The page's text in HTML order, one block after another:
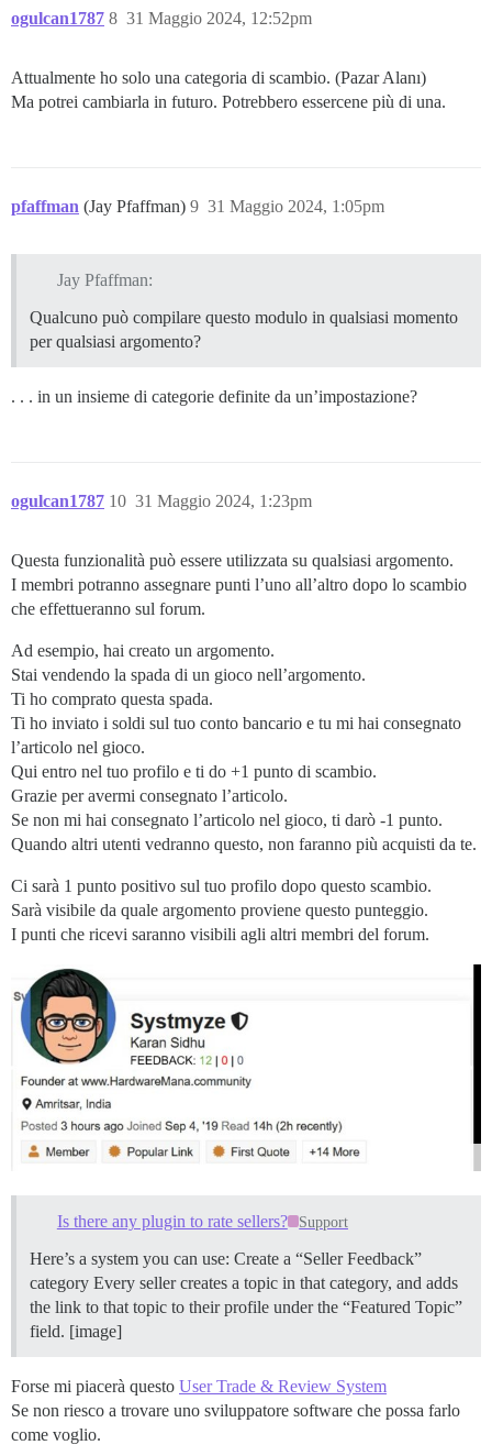
ogulcan1787 31 Maggio 2024, 12:52pm
8
Attualmente ho solo una categoria di scambio. (Pazar Alanı)
Ma potrei cambiarla in futuro. Potrebbero essercene più di una.
pfaffman (Jay Pfaffman) 31 Maggio 2024, 1:05pm
9
Jay Pfaffman:
Qualcuno può compilare questo modulo in qualsiasi momento
per qualsiasi argomento?
. . . in un insieme di categorie definite da un’impostazione?
ogulcan1787 31 Maggio 2024, 1:23pm
10
Questa funzionalità può essere utilizzata su qualsiasi argomento.
I membri potranno assegnare punti l’uno all’altro dopo lo scambio
che effettueranno sul forum.
Ad esempio, hai creato un argomento.
Stai vendendo la spada di un gioco nell’argomento.
Ti ho comprato questa spada.
Ti ho inviato i soldi sul tuo conto bancario e tu mi hai consegnato
l’articolo nel gioco.
Qui entro nel tuo profilo e ti do +1 punto di scambio.
Grazie per avermi consegnato l’articolo.
Se non mi hai consegnato l’articolo nel gioco, ti darò -1 punto.
Quando altri utenti vedranno questo, non faranno più acquisti da te.
Ci sarà 1 punto positivo sul tuo profilo dopo questo scambio.
Sarà visibile da quale argomento proviene questo punteggio.
I punti che ricevi saranno visibili agli altri membri del forum.
Is there any plugin to rate sellers? Support
Here’s a system you can use: Create a “Seller Feedback”
category Every seller creates a topic in that category, and adds
the link to that topic to their profile under the “Featured Topic”
field. [image]
Forse mi piacerà questo User Trade & Review System
Se non riesco a trovare uno sviluppatore software che possa farlo
come voglio.